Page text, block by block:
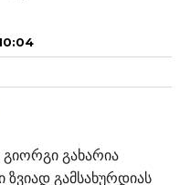
გახარია
ზვიად გამსახურდიას